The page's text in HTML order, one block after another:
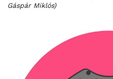
Gáspár Miklós)